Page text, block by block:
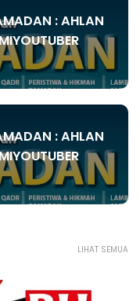
: AHLAN
: AHLAN
LIHAT SEMUA